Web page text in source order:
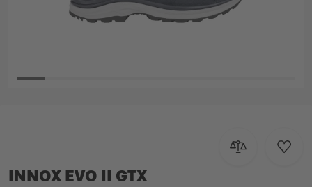
Ajouter au
INNOX EVO II GTX